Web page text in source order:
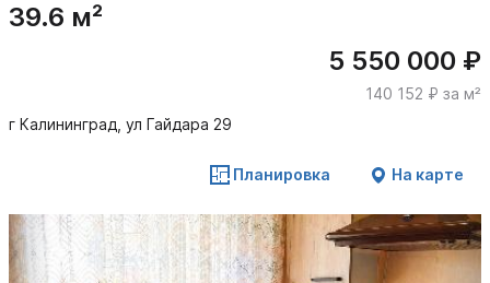
39.6 м²
5 550 000 ₽
140 152 ₽ за м²
г Калининград, ул Гайдара 29
Планировка На карте